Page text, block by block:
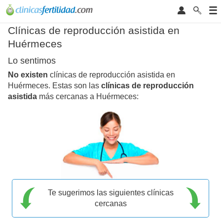
Clínicas de reproducción asistida en
Huérmeces
Lo sentimos
No existen clínicas de reproducción asistida en
Huérmeces. Estas son las clínicas de reproducción
asistida más cercanas a Huérmeces:
Te sugerimos las siguientes clínicas
cercanas